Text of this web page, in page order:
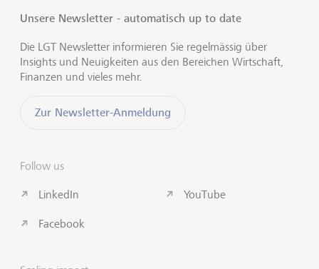
Unsere Newsletter - automatisch up to date
Die LGT Newsletter informieren Sie regelmässig über
Insights und Neuigkeiten aus den Bereichen Wirtschaft,
Finanzen und vieles mehr.
Zur Newsletter-Anmeldung
Follow us
LinkedIn
Facebook
YouTube